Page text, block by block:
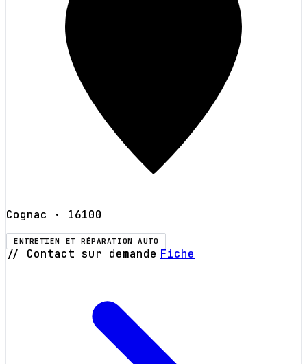
Cognac · 16100
ENTRETIEN ET RÉPARATION AUTO
// Contact sur demande Fiche